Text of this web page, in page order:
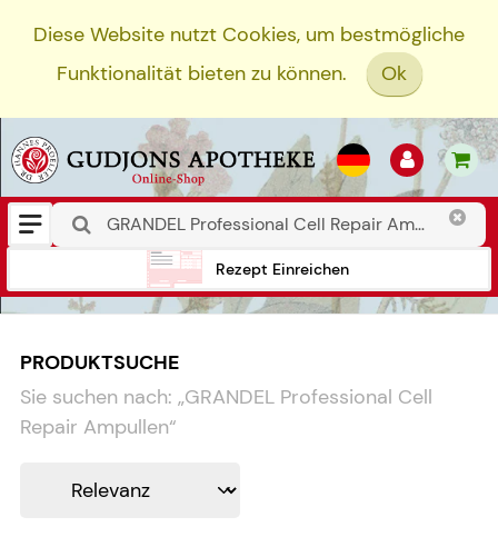
Diese Website nutzt Cookies, um bestmögliche
Funktionalität bieten zu können.
Ok
Rezept Einreichen
PRODUKTSUCHE
Sie suchen nach: „GRANDEL Professional Cell
Repair Ampullen“